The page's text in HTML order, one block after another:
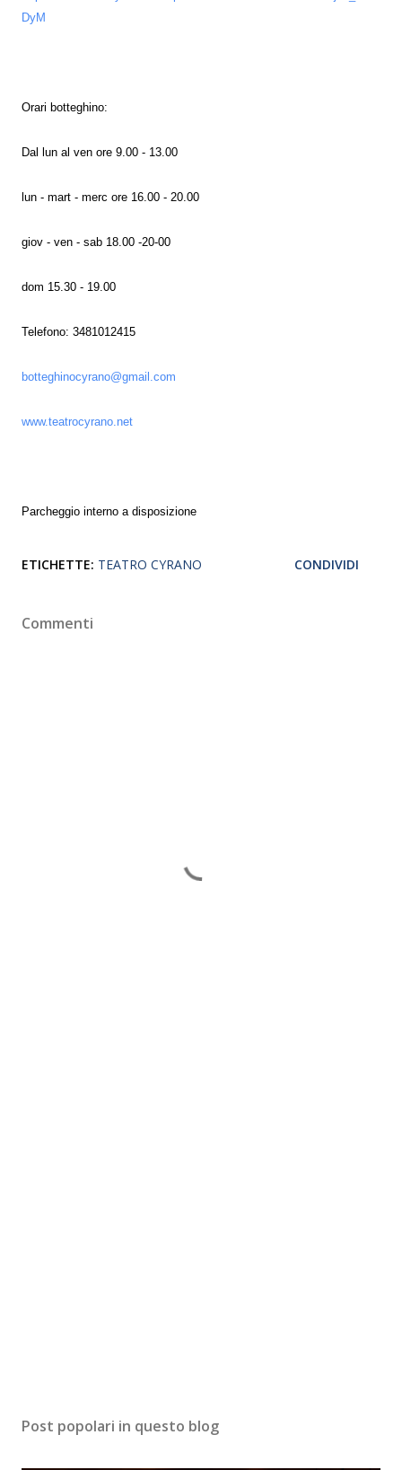
DyM
Orari botteghino:
Dal lun al ven ore 9.00 - 13.00
lun - mart - merc ore 16.00 - 20.00
giov - ven - sab 18.00 -20-00
dom 15.30 - 19.00
Telefono: 3481012415
botteghinocyrano@gmail.com
www.teatrocyrano.net
Parcheggio interno a disposizione
ETICHETTE: TEATRO CYRANO CONDIVIDI
Commenti
Post popolari in questo blog